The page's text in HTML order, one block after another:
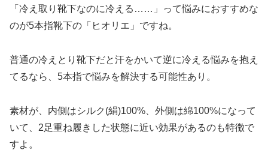
「冷え取り靴下なのに冷える……」って悩みにおすすめな
のが5本指靴下の「ヒオリエ」ですね。
普通の冷えとり靴下だと汗をかいて逆に冷える悩みを抱え
てるなら、5本指で悩みを解決する可能性あり。
素材が、内側はシルク(絹)100%、外側は綿100%になって
いて、2足重ね履きした状態に近い効果があるのも特徴で
すよ。